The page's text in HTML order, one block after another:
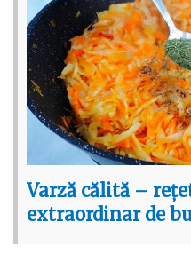
Varză călită –
extraordinar de